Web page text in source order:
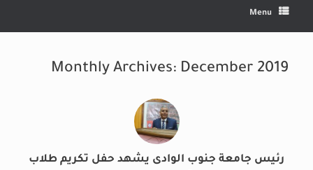
Menu
Monthly Archives: December 2019
رئيس جامعة جنوب الوادى يشهد حفل تكريم طلاب